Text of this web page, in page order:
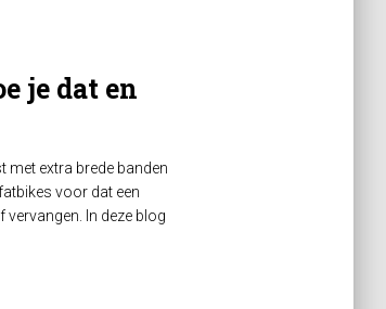
je dat en
met extra brede banden
voor dat een
vervangen. In deze blog